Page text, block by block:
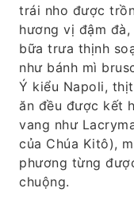
trái nho được
hương vị đậm
bữa trưa thịnh
như bánh mì
Ý kiểu Napoli,
ăn đều được kết
vang như
của Chúa Kitô),
phương từng
chuộng.